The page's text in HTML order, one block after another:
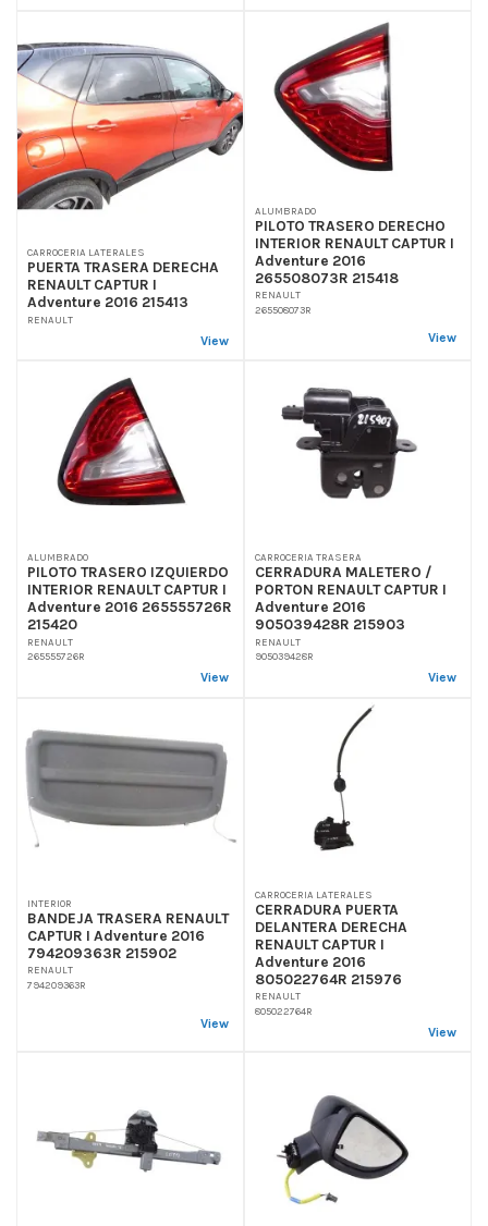
CARROCERIA LATERALES
PUERTA TRASERA DERECHA
RENAULT CAPTUR I
Adventure 2016 215413
RENAULT
View
ALUMBRADO
PILOTO TRASERO DERECHO
INTERIOR RENAULT CAPTUR I
Adventure 2016
265508073R 215418
RENAULT
265508073R
View
ALUMBRADO
PILOTO TRASERO IZQUIERDO
INTERIOR RENAULT CAPTUR I
Adventure 2016 265555726R
215420
RENAULT
265555726R
View
CARROCERIA TRASERA
CERRADURA MALETERO /
PORTON RENAULT CAPTUR I
Adventure 2016
905039428R 215903
RENAULT
905039428R
View
INTERIOR
BANDEJA TRASERA RENAULT
CAPTUR I Adventure 2016
794209363R 215902
RENAULT
794209363R
View
CARROCERIA LATERALES
CERRADURA PUERTA
DELANTERA DERECHA
RENAULT CAPTUR I
Adventure 2016
805022764R 215976
RENAULT
805022764R
View